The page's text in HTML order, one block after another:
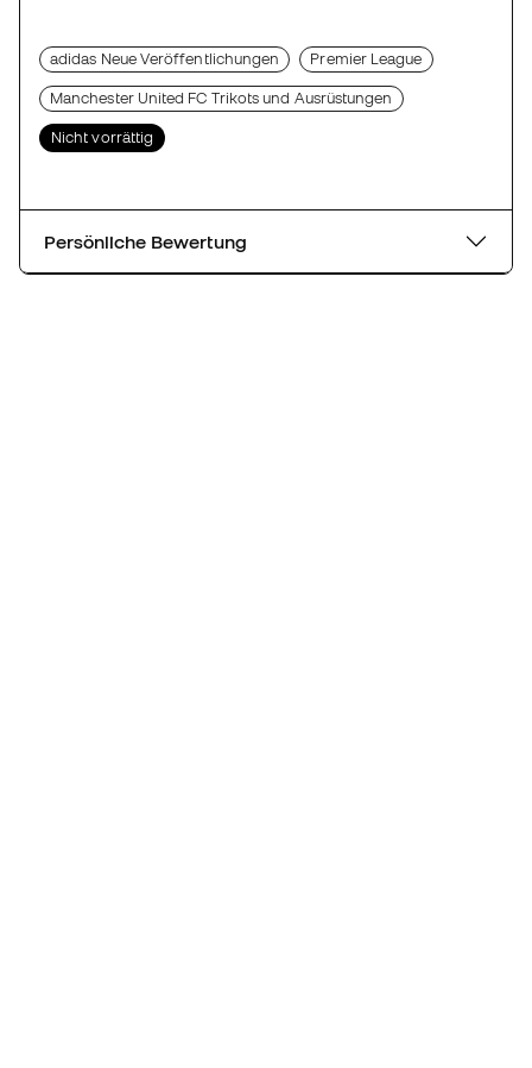
adidas Neue Veröffentlichungen Premier League
Manchester United FC Trikots und Ausrüstungen
Nicht vorrättig
Persönliche Bewertung